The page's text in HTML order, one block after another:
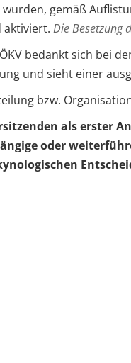
wurden, gemäß
aktiviert. Die Besetzung
bedankt sich bei
und sieht einer
bzw.
als erster
oder